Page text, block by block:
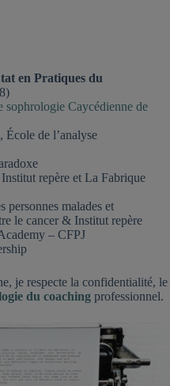
en Pratiques du
sophrologie Caycédienne de
École de l’analyse
repère et La Fabrique
personnes malades et
le cancer & Institut repère
– CFPJ
je respecte la confidentialité, le
du coaching professionnel.